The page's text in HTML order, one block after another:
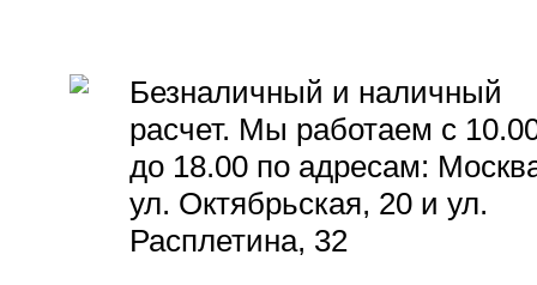
Безналичный и наличный
расчет. Мы работаем с
до 18.00 по адресам:
ул. Октябрьская, 20 и ул.
Расплетина, 32